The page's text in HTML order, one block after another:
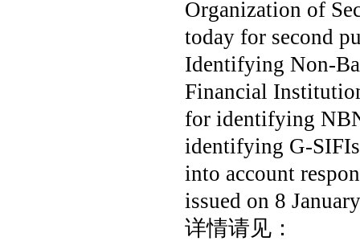
Organization of
today for second
Identifying Non-
Financial
for identifying
identifying G-
into account
issued on 8
详情请见：